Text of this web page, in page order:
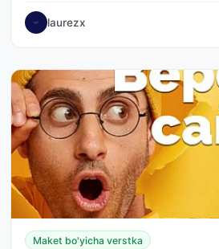
laurezx
Maket bo'yicha verstka